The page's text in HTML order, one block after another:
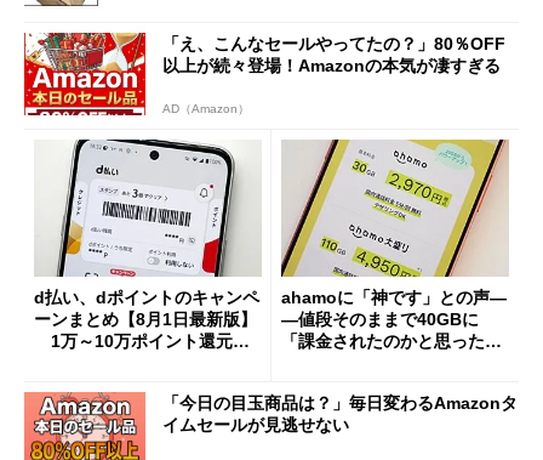
「え、こんなセールやってたの？」80％OFF
以上が続々登場！Amazonの本気が凄すぎる
AD（Amazon）
d払い、dポイントのキャンペ
ーンまとめ【8月1日最新版】
1万～10万ポイント還元の
ahamoに「神です」との声―
―値段そのままで40GBに
「課金されたのかと思った」
「今日の目玉商品は？」毎日変わるAmazonタ
イムセールが見逃せない